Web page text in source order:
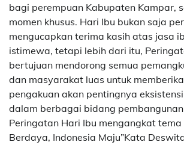
bagi perempuan Kabupaten Kampar,
momen khusus. Hari Ibu bukan saja
mengucapkan terima kasih atas jasa
istimewa, tetapi lebih dari itu,
bertujuan mendorong semua
dan masyarakat luas untuk
pengakuan akan pentingnya
dalam berbagai bidang
Peringatan Hari Ibu mengangkat tema
Berdaya, Indonesia Maju”Kata